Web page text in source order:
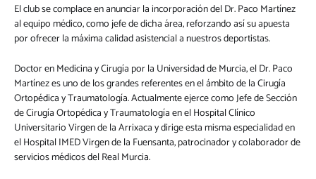
El club se complace en anunciar la incorporación del Dr. Paco Martínez
al equipo médico, como jefe de dicha área, reforzando así su apuesta
por ofrecer la máxima calidad asistencial a nuestros deportistas.
Doctor en Medicina y Cirugía por la Universidad de Murcia, el Dr. Paco
Martínez es uno de los grandes referentes en el ámbito de la Cirugía
Ortopédica y Traumatología. Actualmente ejerce como Jefe de Sección
de Cirugía Ortopédica y Traumatología en el Hospital Clínico
Universitario Virgen de la Arrixaca y dirige esta misma especialidad en
el Hospital IMED Virgen de la Fuensanta, patrocinador y colaborador de
servicios médicos del Real Murcia.